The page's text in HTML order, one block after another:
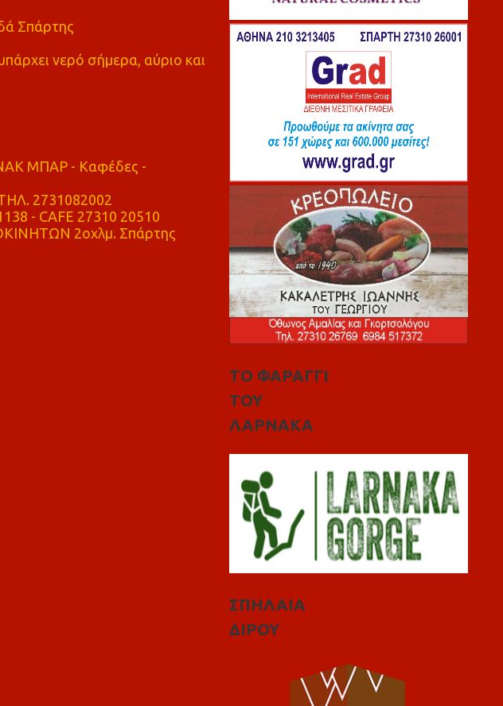
Σπάρτης
νερό σήμερα, αύριο και
ΜΠΑΡ - Καφέδες -
2731082002
- CAFE 27310 20510
2οχλμ. Σπάρτης
ΤΟ ΦΑΡΑΓΓΙ
ΤΟΥ
ΛΑΡΝΑΚΑ
ΣΠΗΛΑΙΑ
ΔΙΡΟΥ